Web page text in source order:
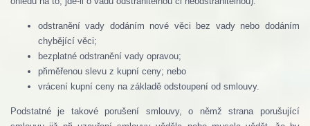
odstranění vady dodáním nové věci bez vady nebo dodáním
chybějící věci;
bezplatné odstranění vady opravou;
přiměřenou slevu z kupní ceny; nebo
vrácení kupní ceny na základě odstoupení od smlouvy.
Podstatné je takové porušení smlouvy, o němž strana porušující